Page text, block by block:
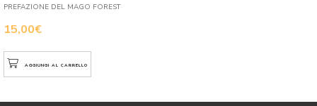
15,00€
PREFAZIONE DEL MAGO FOREST
AGGIUNGI AL CARRELLO